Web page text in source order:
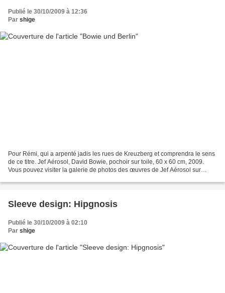
Publié le 30/10/2009 à 12:36
Par shige
Pour Rémi, qui a arpenté jadis les rues de Kreuzberg et comprendra le sens
de ce titre. Jef Aérosol, David Bowie, pochoir sur toile, 60 x 60 cm, 2009.
Vous pouvez visiter la galerie de photos des œuvres de Jef Aérosol sur
Sleeve design: Hipgnosis
Publié le 30/10/2009 à 02:10
Par shige